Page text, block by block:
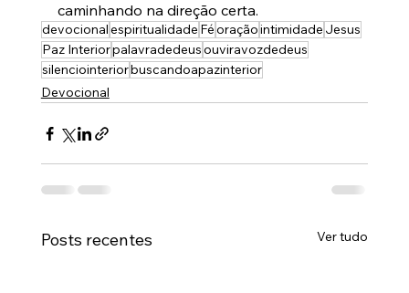
caminhando na direção certa.
devocionalespiritualidade Féoraçãointimidade Jesus
Paz Interiorpalavradedeusouviravozdedeus
silenciointeriorbuscandoapazinterior
Devocional
Posts recentes Ver tudo